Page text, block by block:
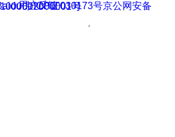
用户反馈
京ICP证030173号
网安备11000002000001号